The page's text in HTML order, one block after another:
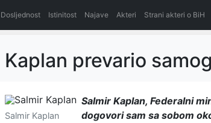
Dosljednost Istinitost Najave Akteri Strani akteri o BiH
Kaplan prevario
Salmir Kaplan
Salmir Kaplan, Federalni
dogovori sam sa sobom